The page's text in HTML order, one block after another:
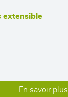
extensible
En savoir plus